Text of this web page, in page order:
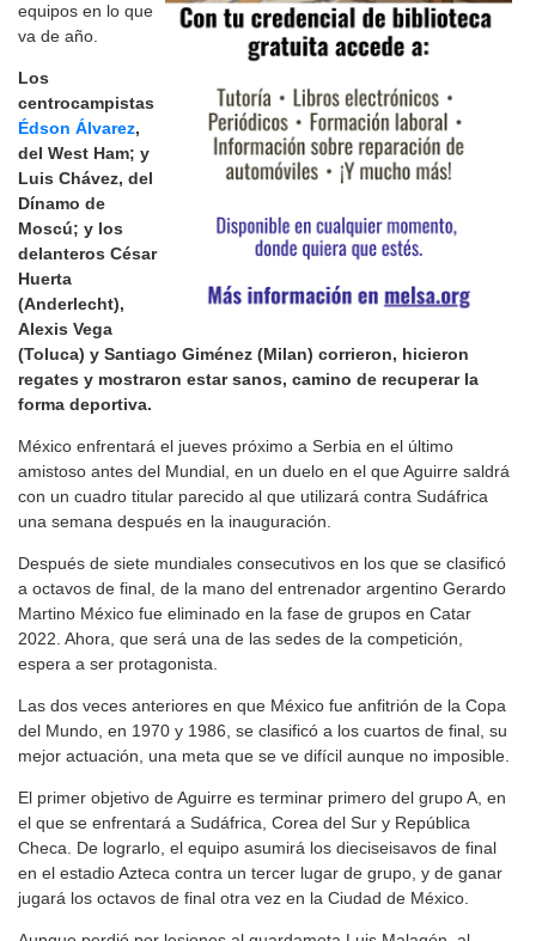
equipos en lo que
va de año.
Los
centrocampistas
Édson Álvarez,
del West Ham; y
Luis Chávez, del
Dínamo de
Moscú; y los
delanteros César
Huerta
(Anderlecht),
Alexis Vega
(Toluca) y Santiago Giménez (Milan) corrieron, hicieron
regates y mostraron estar sanos, camino de recuperar la
forma deportiva.
México enfrentará el jueves próximo a Serbia en el último
amistoso antes del Mundial, en un duelo en el que Aguirre saldrá
con un cuadro titular parecido al que utilizará contra Sudáfrica
una semana después en la inauguración.
Después de siete mundiales consecutivos en los que se clasificó
a octavos de final, de la mano del entrenador argentino Gerardo
Martino México fue eliminado en la fase de grupos en Catar
2022. Ahora, que será una de las sedes de la competición,
espera a ser protagonista.
Las dos veces anteriores en que México fue anfitrión de la Copa
del Mundo, en 1970 y 1986, se clasificó a los cuartos de final, su
mejor actuación, una meta que se ve difícil aunque no imposible.
El primer objetivo de Aguirre es terminar primero del grupo A, en
el que se enfrentará a Sudáfrica, Corea del Sur y República
Checa. De lograrlo, el equipo asumirá los dieciseisavos de final
en el estadio Azteca contra un tercer lugar de grupo, y de ganar
jugará los octavos de final otra vez en la Ciudad de México.